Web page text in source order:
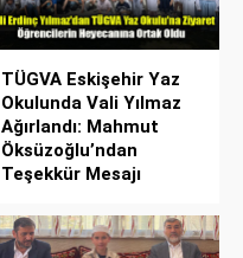
TÜGVA Eskişehir Yaz
Okulunda Vali Yılmaz
Ağırlandı: Mahmut
Öksüzoğlu’ndan
Teşekkür Mesajı